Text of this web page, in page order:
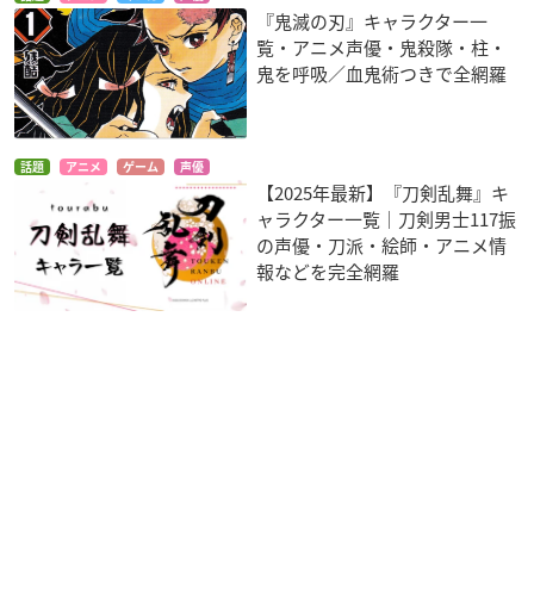
『鬼滅の刃』キャラクター一
覧・アニメ声優・鬼殺隊・柱・
鬼を呼吸／血鬼術つきで全網羅
話題 アニメ ゲーム 声優
【2025年最新】『刀剣乱舞』キ
ャラクター一覧｜刀剣男士117振
の声優・刀派・絵師・アニメ情
報などを完全網羅